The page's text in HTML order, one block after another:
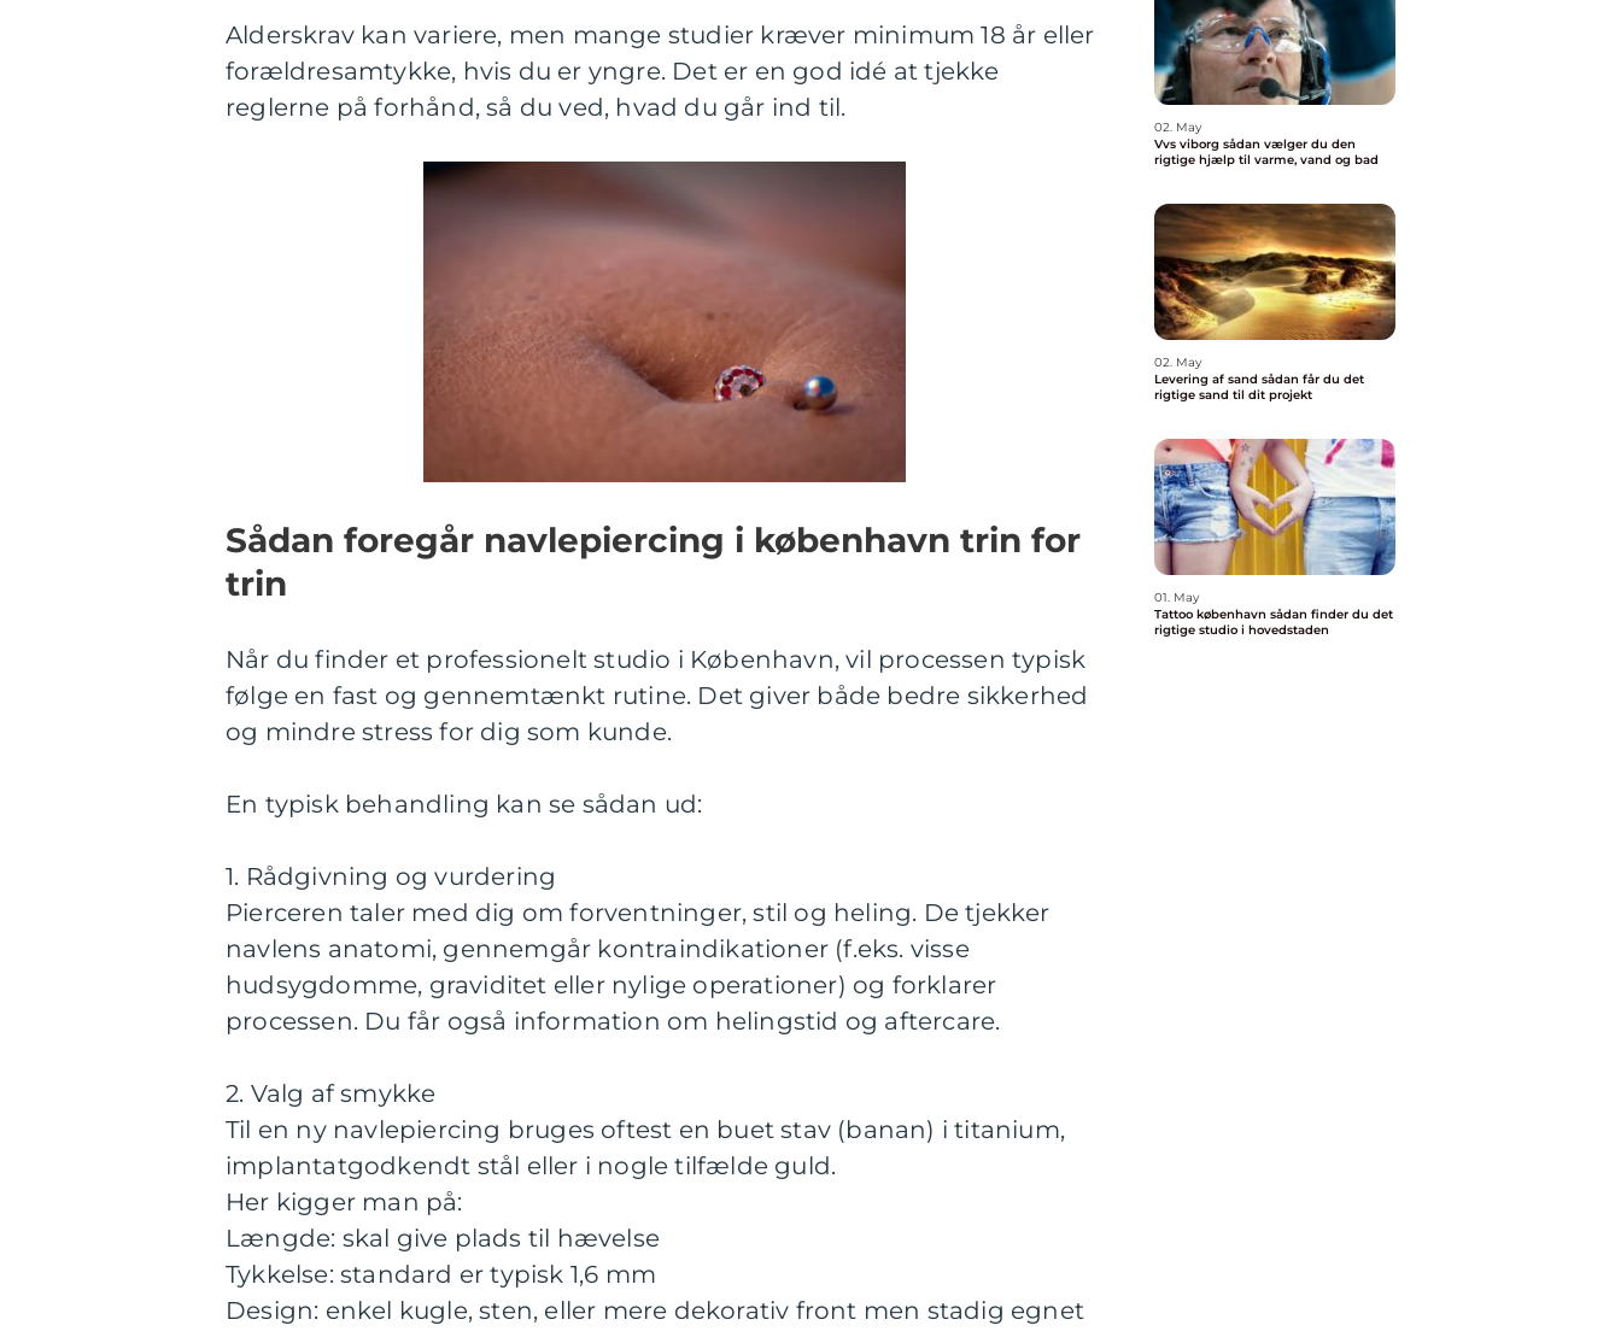
Alderskrav kan variere, men mange studier kræver minimum 18 år eller
forældresamtykke, hvis du er yngre. Det er en god idé at tjekke
reglerne på forhånd, så du ved, hvad du går ind til.
Sådan foregår navlepiercing i københavn trin for
trin
Når du finder et professionelt studio i København, vil processen typisk
følge en fast og gennemtænkt rutine. Det giver både bedre sikkerhed
og mindre stress for dig som kunde.
En typisk behandling kan se sådan ud:
1. Rådgivning og vurdering
Pierceren taler med dig om forventninger, stil og heling. De tjekker
navlens anatomi, gennemgår kontraindikationer (f.eks. visse
hudsygdomme, graviditet eller nylige operationer) og forklarer
processen. Du får også information om helingstid og aftercare.
2. Valg af smykke
Til en ny navlepiercing bruges oftest en buet stav (banan) i titanium,
implantatgodkendt stål eller i nogle tilfælde guld.
Her kigger man på:
Længde: skal give plads til hævelse
Tykkelse: standard er typisk 1,6 mm
Design: enkel kugle, sten, eller mere dekorativ front men stadig egnet
02. May
Vvs viborg sådan vælger du den
rigtige hjælp til varme, vand og bad
02. May
Levering af sand sådan får du det
rigtige sand til dit projekt
01. May
Tattoo københavn sådan finder du det
rigtige studio i hovedstaden